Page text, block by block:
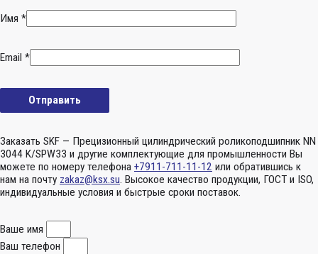
Имя *
Email *
Заказать SKF — Прецизионный цилиндрический роликоподшипник NN
3044 K/SPW33 и другие комплектующие для промышленности Вы
можете по номеру телефона +7911-711-11-12 или обратившись к
нам на почту zakaz@ksx.su. Высокое качество продукции, ГОСТ и ISO,
индивидуальные условия и быстрые сроки поставок.
Ваше имя
Ваш телефон